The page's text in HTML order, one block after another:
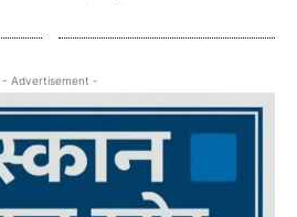
- Advertisement -